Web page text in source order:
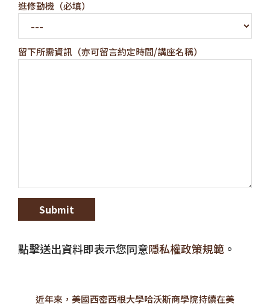
進修動機（必填）
留下所需資訊（亦可留言約定時間/講座名稱）
點擊送出資料即表示您同意隱私權政策規範 。
近年來，美國西密西根大學哈沃斯商學院持續在美